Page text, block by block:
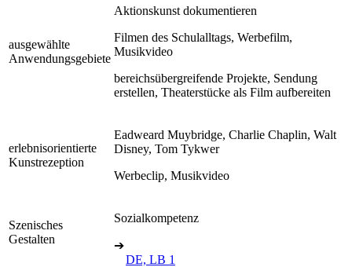
ausgewählte
Anwendungsgebiete
Aktionskunst dokumentieren
Filmen des Schulalltags, Werbefilm,
Musikvideo
bereichsübergreifende Projekte, Sendung
erstellen, Theaterstücke als Film aufbereiten
erlebnisorientierte
Kunstrezeption
Eadweard Muybridge, Charlie Chaplin, Walt
Disney, Tom Tykwer
Werbeclip, Musikvideo
Szenisches
Gestalten
Sozialkompetenz
➔
DE, LB 1